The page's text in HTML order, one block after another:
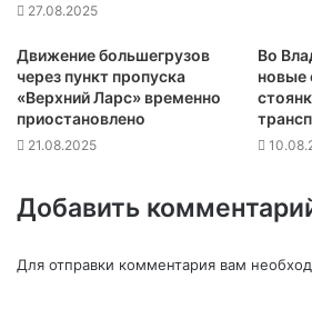
27.08.2025
Движение большегрузов
через пункт пропуска
«Верхний Ларс» временно
приостановлено
21.08.2025
Во
новые
Добавить
Для отправки комментария вам